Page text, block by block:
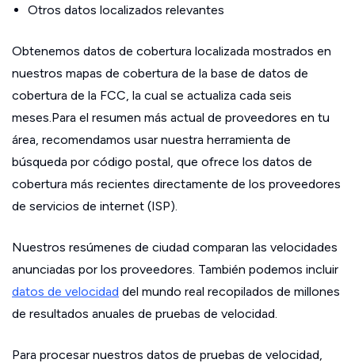
Otros datos localizados relevantes
Obtenemos datos de cobertura localizada mostrados en
nuestros mapas de cobertura de la base de datos de
cobertura de la FCC, la cual se actualiza cada seis
meses.Para el resumen más actual de proveedores en tu
área, recomendamos usar nuestra herramienta de
búsqueda por código postal, que ofrece los datos de
cobertura más recientes directamente de los proveedores
de servicios de internet (ISP).
Nuestros resúmenes de ciudad comparan las velocidades
anunciadas por los proveedores. También podemos incluir
datos de velocidad del mundo real recopilados de millones
de resultados anuales de pruebas de velocidad.
Para procesar nuestros datos de pruebas de velocidad,